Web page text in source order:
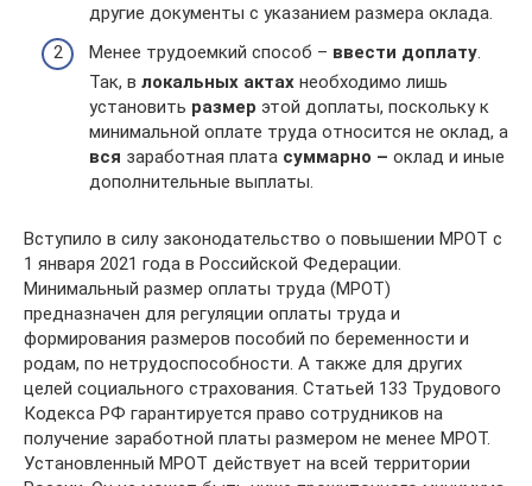
другие документы с указанием размера оклада.
Менее трудоемкий способ – ввести доплату.
Так, в локальных актах необходимо лишь
установить размер этой доплаты, поскольку к
минимальной оплате труда относится не оклад, а
вся заработная плата суммарно – оклад и иные
дополнительные выплаты.
Вступило в силу законодательство о повышении МРОТ с
1 января 2021 года в Российской Федерации.
Минимальный размер оплаты труда (МРОТ)
предназначен для регуляции оплаты труда и
формирования размеров пособий по беременности и
родам, по нетрудоспособности. А также для других
целей социального страхования. Статьей 133 Трудового
Кодекса РФ гарантируется право сотрудников на
получение заработной платы размером не менее МРОТ.
Установленный МРОТ действует на всей территории